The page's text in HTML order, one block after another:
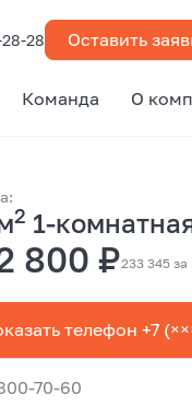
28-28 Оставить
Команда О
2 1-
800 ₽233 345
телефон +7
70-60